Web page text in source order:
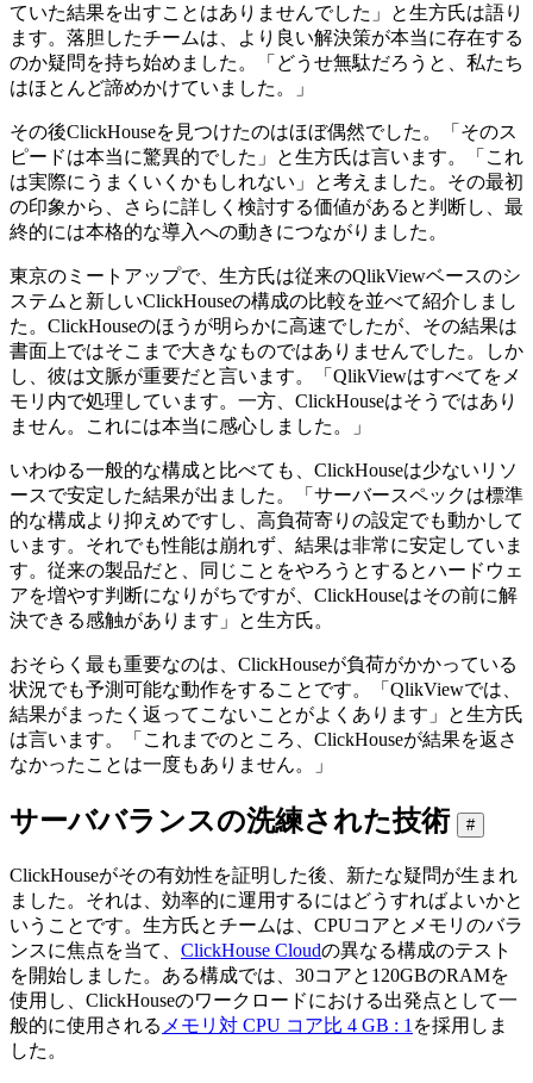
ていた結果を出すことはありませんでした」と生方氏は語り
ます。落胆したチームは、より良い解決策が本当に存在する
のか疑問を持ち始めました。「どうせ無駄だろうと、私たち
はほとんど諦めかけていました。」
その後ClickHouseを見つけたのはほぼ偶然でした。「そのス
ピードは本当に驚異的でした」と生方氏は言います。「これ
は実際にうまくいくかもしれない」と考えました。その最初
の印象から、さらに詳しく検討する価値があると判断し、最
終的には本格的な導入への動きにつながりました。
東京のミートアップで、生方氏は従来のQlikViewベースのシ
ステムと新しいClickHouseの構成の比較を並べて紹介しまし
た。ClickHouseのほうが明らかに高速でしたが、その結果は
書面上ではそこまで大きなものではありませんでした。しか
し、彼は文脈が重要だと言います。「QlikViewはすべてをメ
モリ内で処理しています。一方、ClickHouseはそうではあり
ません。これには本当に感心しました。」
いわゆる一般的な構成と比べても、ClickHouseは少ないリソ
ースで安定した結果が出ました。「サーバースペックは標準
的な構成より抑えめですし、高負荷寄りの設定でも動かして
います。それでも性能は崩れず、結果は非常に安定していま
す。従来の製品だと、同じことをやろうとするとハードウェ
アを増やす判断になりがちですが、ClickHouseはその前に解
決できる感触があります」と生方氏。
おそらく最も重要なのは、ClickHouseが負荷がかかっている
状況でも予測可能な動作をすることです。「QlikViewでは、
結果がまったく返ってこないことがよくあります」と生方氏
は言います。「これまでのところ、ClickHouseが結果を返さ
なかったことは一度もありません。」
サーババランスの洗練された技術 #
ClickHouseがその有効性を証明した後、新たな疑問が生まれ
ました。それは、効率的に運用するにはどうすればよいかと
いうことです。生方氏とチームは、CPUコアとメモリのバラ
ンスに焦点を当て、 ClickHouse Cloudの異なる構成のテスト
を開始しました。ある構成では、30コアと120GBのRAMを
使用し、ClickHouseのワークロードにおける出発点として一
般的に使用される メモリ対 CPU コア比 4 GB : 1 を採用しま
した。